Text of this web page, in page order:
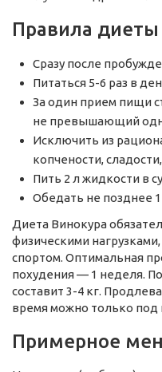
Правила диеты
Сразу после
Питаться 5-6 раз в
За один прием пищи
не превышающий
Исключить из
копчености,
Пить 2 л жидкости в
Обедать не позднее
Диета Винокура
физическими
спортом. Оптимальная
похудения — 1 неделя.
составит 3-4 кг.
время можно только под
Примерное